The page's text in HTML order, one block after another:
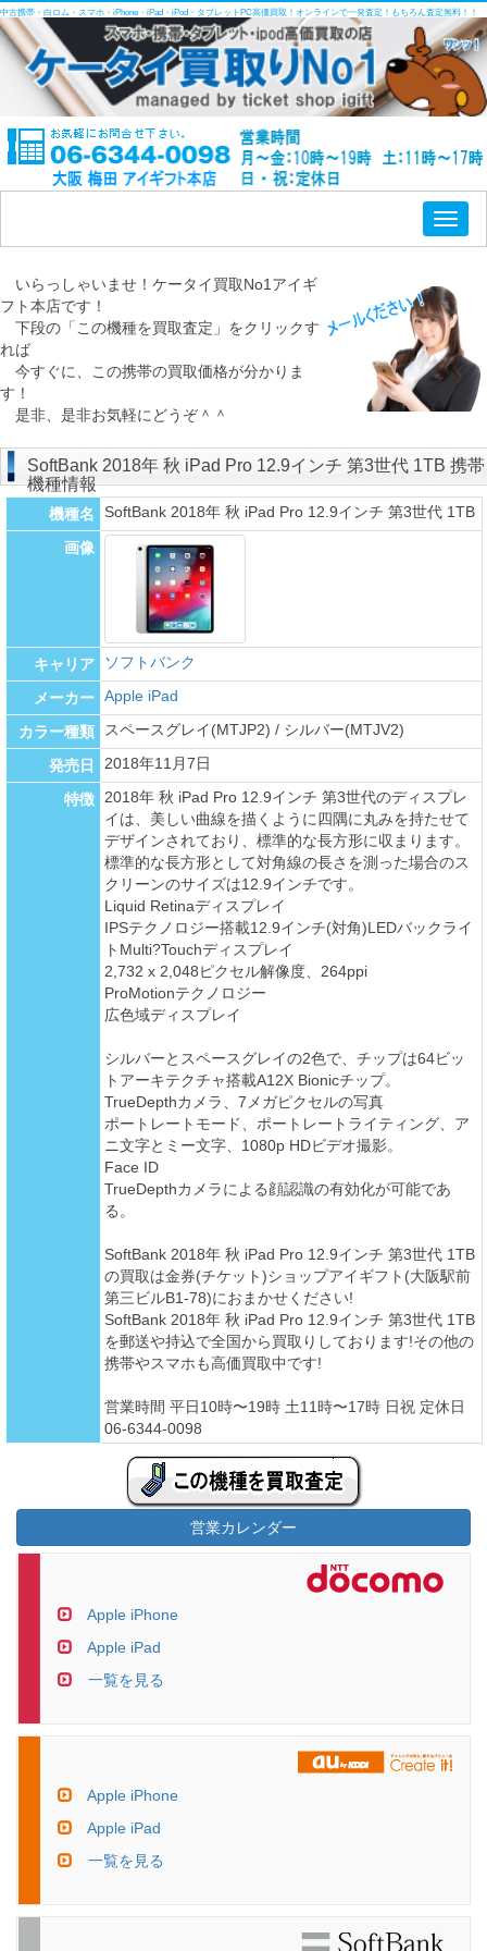
中古携帯・白ロム・スマホ・iPhone・iPad・iPod・タブレットPC高価買取！オンラインで一発査定！もちろん査定無料！！
いらっしゃいませ！ケータイ買取No1アイギ
フト本店です！
下段の「この機種を買取査定」をクリックす
れば
今すぐに、この携帯の買取価格が分かりま
す！
是非、是非お気軽にどうぞ＾＾
SoftBank 2018年 秋 iPad Pro 12.9インチ 第3世代 1TB 携帯
機種情報
機種名 SoftBank 2018年 秋 iPad Pro 12.9インチ 第3世代 1TB
画像
キャリア ソフトバンク
メーカー Apple iPad
カラー種類 スペースグレイ(MTJP2) / シルバー(MTJV2)
発売日 2018年11月7日
特徴 2018年 秋 iPad Pro 12.9インチ 第3世代のディスプレ
イは、美しい曲線を描くように四隅に丸みを持たせて
デザインされており、標準的な長方形に収まります。
標準的な長方形として対角線の長さを測った場合のス
クリーンのサイズは12.9インチです。
Liquid Retinaディスプレイ
IPSテクノロジー搭載12.9インチ(対角)LEDバックライ
トMulti?Touchディスプレイ
2,732 x 2,048ピクセル解像度、264ppi
ProMotionテクノロジー
広色域ディスプレイ
シルバーとスペースグレイの2色で、チップは64ビッ
トアーキテクチャ搭載A12X Bionicチップ。
TrueDepthカメラ、7メガピクセルの写真
ポートレートモード、ポートレートライティング、ア
ニ文字とミー文字、1080p HDビデオ撮影。
Face ID
TrueDepthカメラによる顔認識の有効化が可能であ
る。
SoftBank 2018年 秋 iPad Pro 12.9インチ 第3世代 1TB
の買取は金券(チケット)ショップアイギフト(大阪駅前
第三ビルB1-78)におまかせください!
SoftBank 2018年 秋 iPad Pro 12.9インチ 第3世代 1TB
を郵送や持込で全国から買取りしております!その他の
携帯やスマホも高価買取中です!
営業時間 平日10時〜19時 土11時〜17時 日祝 定休日
06-6344-0098
営業カレンダー
Apple iPhone
Apple iPad
一覧を見る
Apple iPhone
Apple iPad
一覧を見る